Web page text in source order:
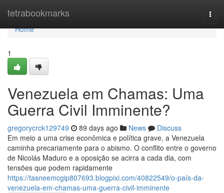
tetrabookmarks
Home
Home
1
Venezuela em Chamas: Uma
Guerra Civil Imminente?
gregorycrck129749 89 days ago News
Discuss
Em meio a uma crise econômica e política grave, a Venezuela
caminha precariamente para o abismo. O conflito entre o governo
de Nicolás Maduro e a oposição se acirra a cada dia, com
tensões que podem rapidamente
https://tasneemcgip807693.blogpixi.com/40822549/o-país-da-
venezuela-em-chamas-uma-guerra-civil-imminente